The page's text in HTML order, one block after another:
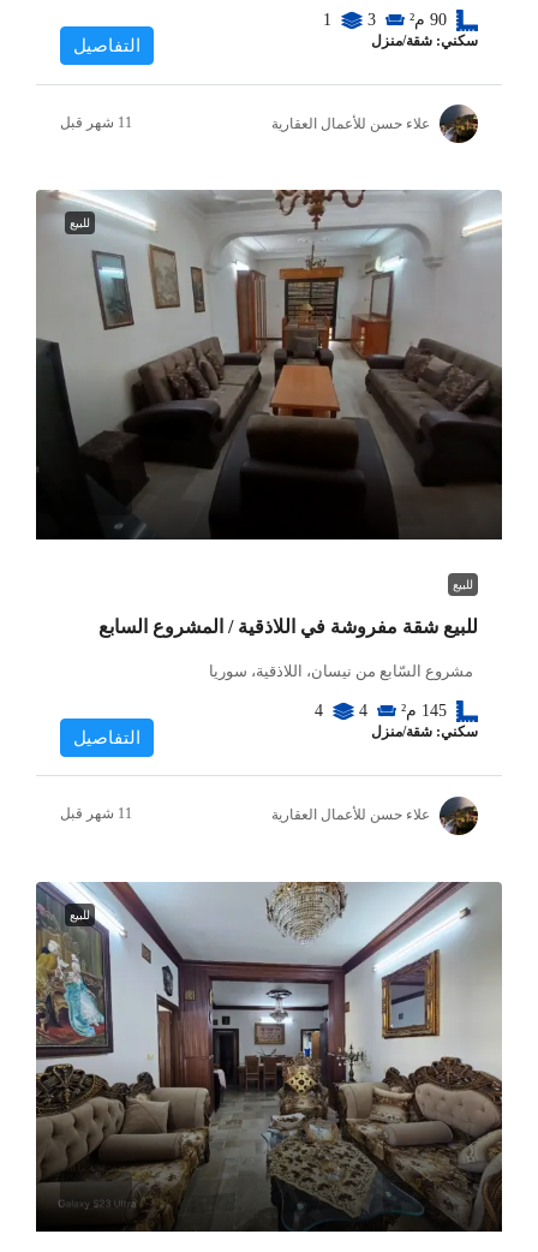
90 م² 3
1
سكني: شقة/منزل التفاصيل
علاء حسن للأعمال العقارية
للبيع
للبيع
للبيع شقة مفروشة في اللاذقية / المشروع السابع
مشروع السّابع من نيسان، اللاذقية، سوريا
145 م² 4
4
سكني: شقة/منزل التفاصيل
علاء حسن للأعمال العقارية
للبيع